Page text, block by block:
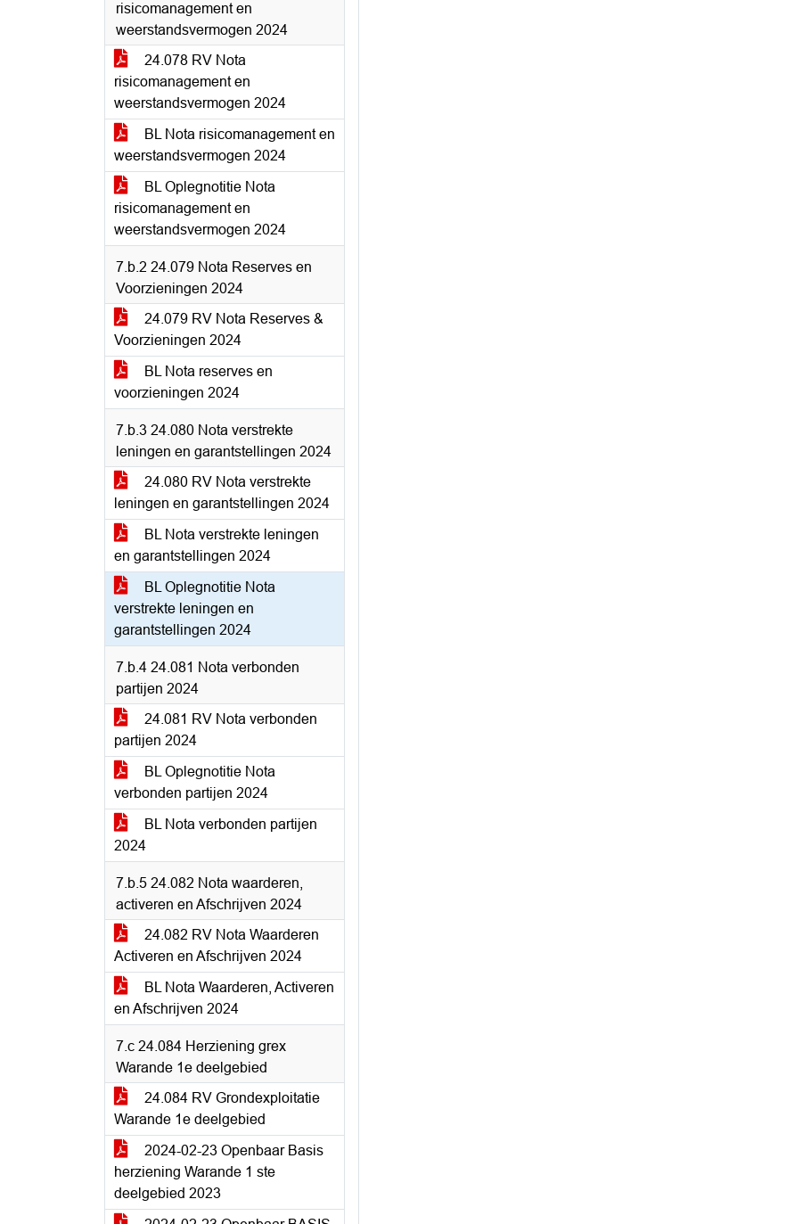
risicomanagement en
weerstandsvermogen 2024
24.078 RV Nota
risicomanagement en
weerstandsvermogen 2024
BL Nota risicomanagement en
weerstandsvermogen 2024
BL Oplegnotitie Nota
risicomanagement en
weerstandsvermogen 2024
7.b.2 24.079 Nota Reserves en
Voorzieningen 2024
24.079 RV Nota Reserves &
Voorzieningen 2024
BL Nota reserves en
voorzieningen 2024
7.b.3 24.080 Nota verstrekte
leningen en garantstellingen 2024
24.080 RV Nota verstrekte
leningen en garantstellingen 2024
BL Nota verstrekte leningen
en garantstellingen 2024
BL Oplegnotitie Nota
verstrekte leningen en
garantstellingen 2024
7.b.4 24.081 Nota verbonden
partijen 2024
24.081 RV Nota verbonden
partijen 2024
BL Oplegnotitie Nota
verbonden partijen 2024
BL Nota verbonden partijen
2024
7.b.5 24.082 Nota waarderen,
activeren en Afschrijven 2024
24.082 RV Nota Waarderen
Activeren en Afschrijven 2024
BL Nota Waarderen, Activeren
en Afschrijven 2024
7.c 24.084 Herziening grex
Warande 1e deelgebied
24.084 RV Grondexploitatie
Warande 1e deelgebied
2024-02-23 Openbaar Basis
herziening Warande 1 ste
deelgebied 2023